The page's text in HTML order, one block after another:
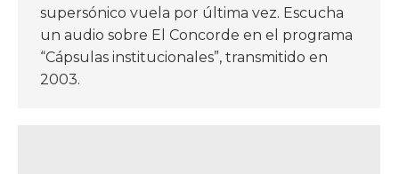
supersónico vuela por última vez. Escucha
un audio sobre El Concorde en el programa
“Cápsulas institucionales”, transmitido en
2003.